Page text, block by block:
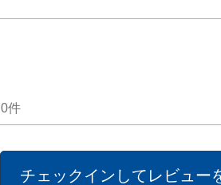
0件
チェックインしてレビュー